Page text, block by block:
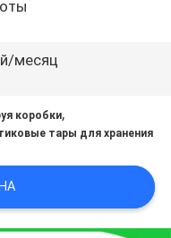
месяц
коробки,
тары для хранения